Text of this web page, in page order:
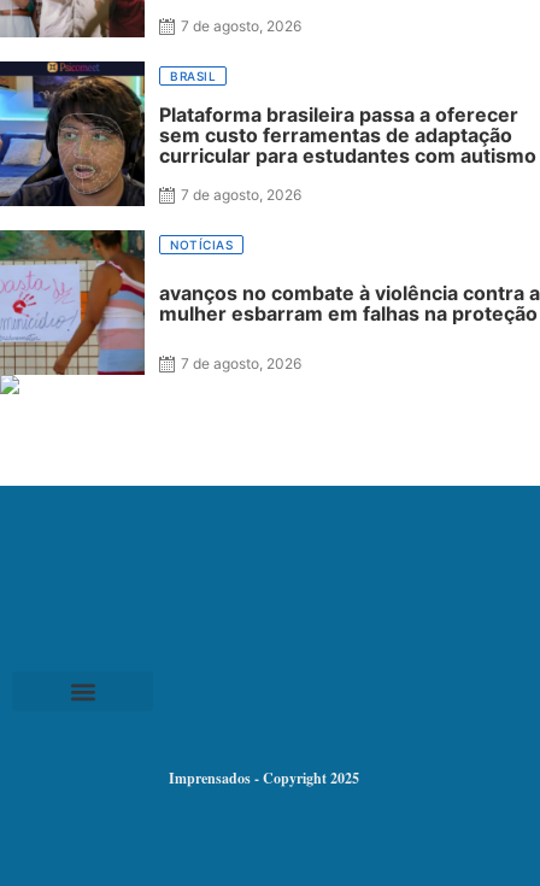
7 de agosto, 2026
BRASIL
Plataforma brasileira passa a oferecer
sem custo ferramentas de adaptação
curricular para estudantes com autismo
7 de agosto, 2026
NOTÍCIAS
avanços no combate à violência contra a
mulher esbarram em falhas na proteção
7 de agosto, 2026
Imprensados - Copyright 2025